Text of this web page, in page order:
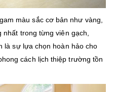
màu sắc cơ bản như vàng,
trong từng viên gạch,
là sự lựa chọn hoàn hảo cho
cách lịch thiệp trường tồn